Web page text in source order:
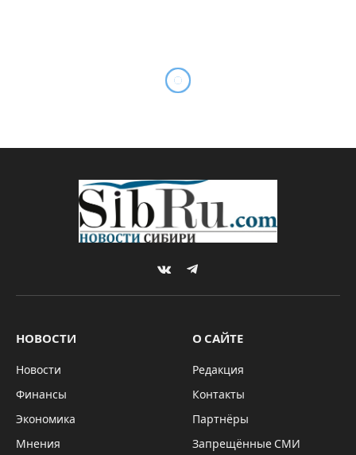
VKontakteTelegram
НОВОСТИ
Новости
Финансы
Экономика
Мнения
О САЙТЕ
Редакция
Контакты
Партнёры
Запрещённые СМИ